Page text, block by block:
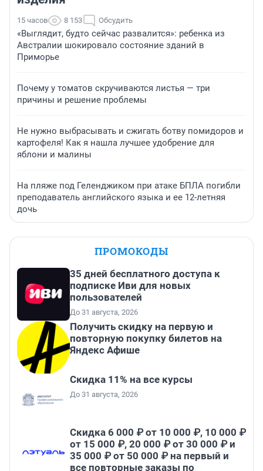
15 часов 8 153 Обсудить
«Выглядит, будто сейчас развалится»: ребенка из
Австралии шокировало состояние зданий в
Приморье
Почему у томатов скручиваются листья — три
причины и решение проблемы
Не нужно выбрасывать и сжигать ботву помидоров и
картофеля! Как я нашла лучшее удобрение для
яблони и малины
На пляже под Геленджиком при атаке БПЛА погибли
преподаватель английского языка и ее 12-летняя
дочь
ПРОМОКОДЫ
35 дней бесплатного доступа к
подписке Иви для новых
пользователей
До 31 августа, 2026
Получить скидку на первую и
повторную покупку билетов на
Яндекс Афише
Скидка 11% на все курсы
До 31 августа, 2026
Скидка 6 000 ₽ от 10 000 ₽, 10 000 ₽
от 15 000 ₽, 20 000 ₽ от 30 000 ₽ и
35 000 ₽ от 50 000 ₽ на первый и
все повторные заказы по